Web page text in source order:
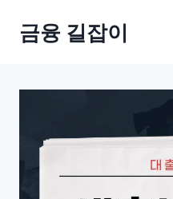
금융 길잡이